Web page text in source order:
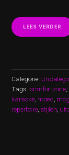
LEES VERDER
Categorie:
Tags: comfortzone
karaoke moed
repertoire stijlen